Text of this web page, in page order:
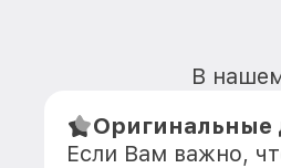
В
Оригинальные
Если Вам важно,